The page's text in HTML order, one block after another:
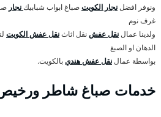
ونوفر افضلنجار الكويتصباغ ابواب شبابيكنجار
غرف نوم
ولدينا عمالنقل عفشنقل اثاثنقل عفش الكويت
الدهان او الصبغ
بواسطة عمالنقل عفش هنديبالكويت.
خدمات صباغ شاطر